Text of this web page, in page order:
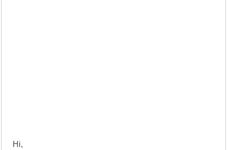
Hi,